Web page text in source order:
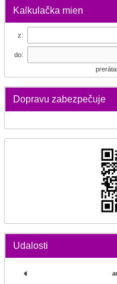
Kalkulačka mien
z:
do:
Dopravu zabezpečuje
Udalosti